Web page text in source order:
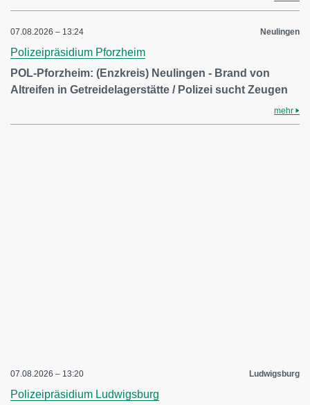
07.08.2026 – 13:24 Neulingen
Polizeipräsidium Pforzheim
POL-Pforzheim: (Enzkreis) Neulingen - Brand von
Altreifen in Getreidelagerstätte / Polizei sucht Zeugen
mehr
07.08.2026 – 13:20 Ludwigsburg
Polizeipräsidium Ludwigsburg